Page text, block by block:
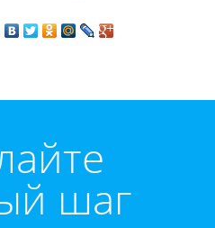
шаг